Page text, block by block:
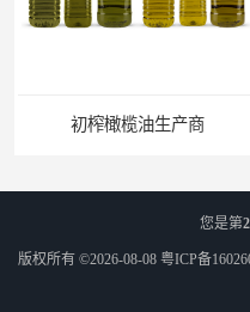
初榨橄榄油生产商
您是第
版权所有 ©2026-08-08 粤ICP备